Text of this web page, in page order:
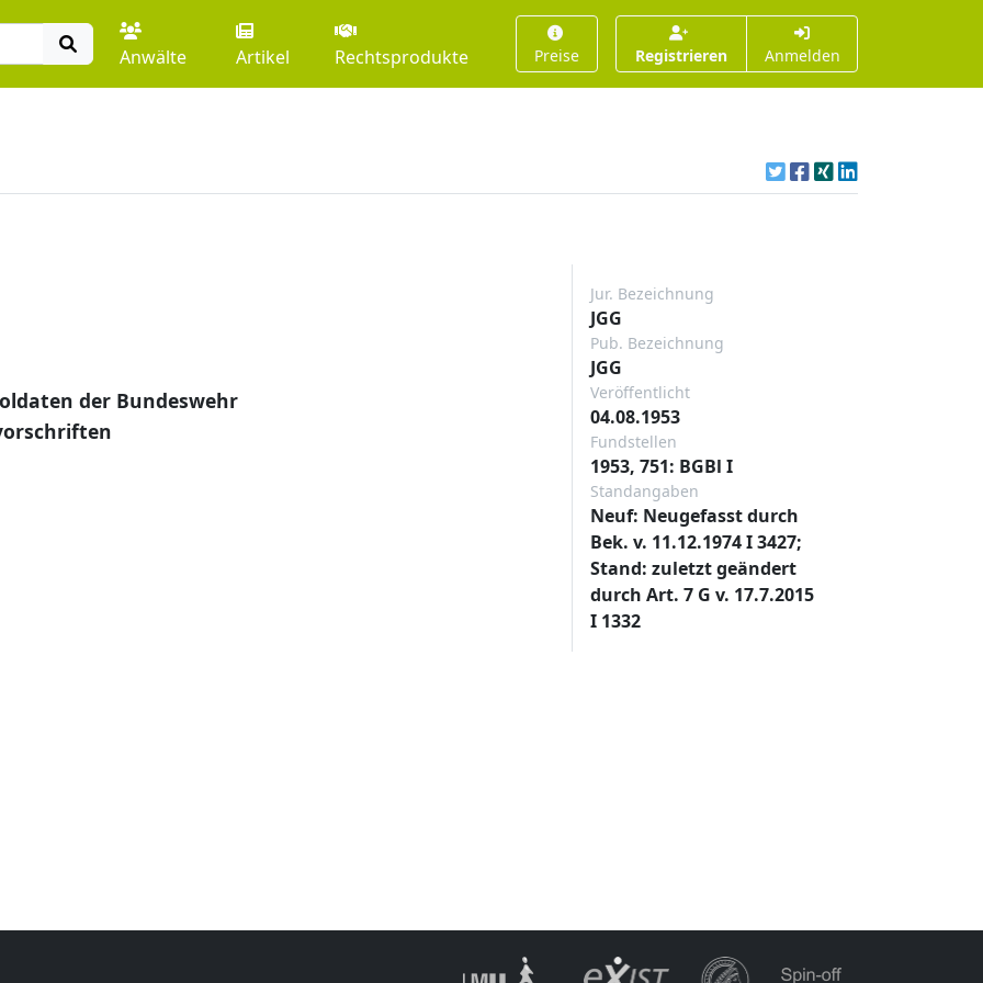
Anwälte Artikel Rechtsprodukte Preise Registrieren Anmelden
der Bundeswehr
Jur. Bezeichnung
JGG
Pub. Bezeichnung
JGG
Veröffentlicht
04.08.1953
Fundstellen
1953, 751: BGBl I
Standangaben
Neuf: Neugefasst durch
Bek. v. 11.12.1974 I 3427;
Stand: zuletzt geändert
durch Art. 7 G v. 17.7.2015
I 1332